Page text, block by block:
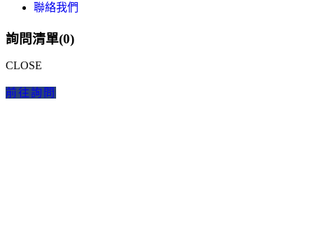
聯絡我們
詢問清單(0)
CLOSE
前往詢問